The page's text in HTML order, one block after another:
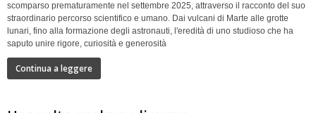
scomparso prematuramente nel settembre 2025, attraverso il racconto del suo
straordinario percorso scientifico e umano. Dai vulcani di Marte alle grotte
lunari, fino alla formazione degli astronauti, l'eredità di uno studioso che ha
saputo unire rigore, curiosità e generosità
Continua a leggere